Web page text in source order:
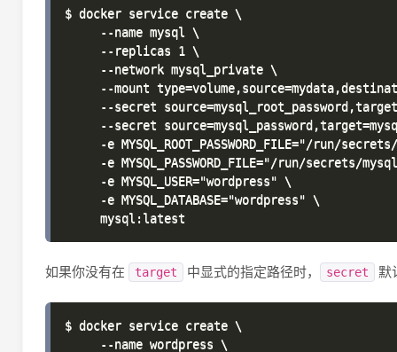
$ docker service create \
     --name mysql \
     --replicas 1 \
     --network mysql_private \
--mount
--secret
--secret
-e MYSQL_ROOT_PASSWORD_FILE="/run/
-e MYSQL_PASSWORD_FILE="/run/secrets/
     -e MYSQL_USER="wordpress" \
     -e MYSQL_DATABASE="wordpress" \
如果你没有在 target 中显式的指定路径时， secret 默
$ docker service create \
     --name wordpress \